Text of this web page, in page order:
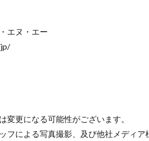
エヌ・エー
変更になる可能性がございます。
フによる写真撮影、及び他社メディ